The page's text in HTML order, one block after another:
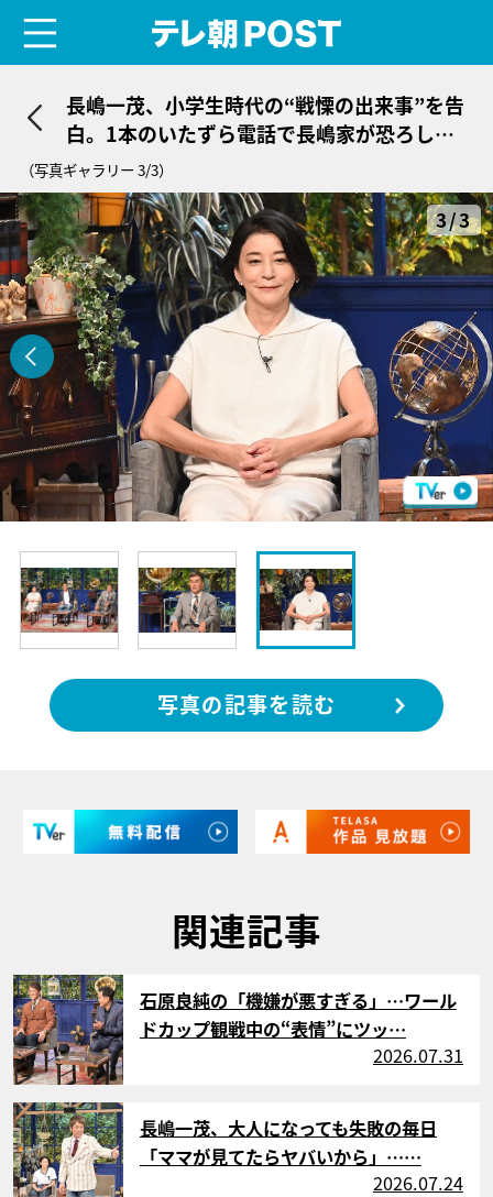
長嶋一茂、小学生時代の“戦慄の出来事”を告
白。1本のいたずら電話で長嶋家が恐ろしい
騒動に
（写真ギャラリー 3/3）
3/3
写真の記事を読む
関連記事
サムネイル
石原良純の「機嫌が悪すぎる」…ワール
ドカップ観戦中の“表情”にツッ…
2026.07.31
サムネイル
長嶋一茂、大人になっても失敗の毎日
「ママが見てたらヤバいから」……
2026.07.24